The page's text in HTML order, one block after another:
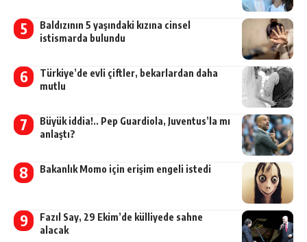
Baldızının 5 yaşındaki kızına cinsel
istismarda bulundu
Türkiye’de evli çiftler, bekarlardan daha
mutlu
Büyük iddia!.. Pep Guardiola, Juventus’la mı
anlaştı?
Bakanlık Momo için erişim engeli istedi
Fazıl Say, 29 Ekim’de külliyede sahne
alacak